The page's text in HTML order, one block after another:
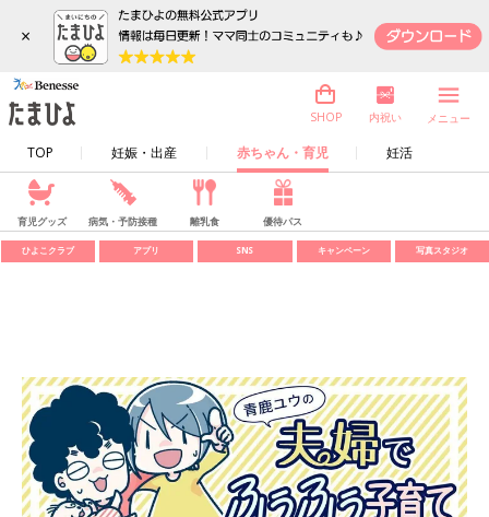
×
TOP 妊娠・出産 赤ちゃん・育児 妊活
SHOP 内祝い メニュー
育児グッズ 病気・予防接種 離乳食 優待パス
ひよこクラブ アプリ SNS キャンペーン 写真スタジオ